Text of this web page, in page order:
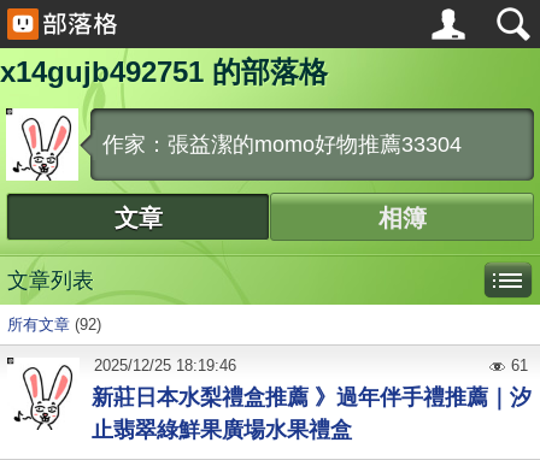
x14gujb492751 的部落格
作家：張益潔的momo好物推薦33304
文章 相簿
文章列表
所有文章 (92)
新莊日本水梨禮盒推薦 》過年伴手禮推薦｜汐
止翡翠綠鮮果廣場水果禮盒
2025/12/25 18:19:46 61